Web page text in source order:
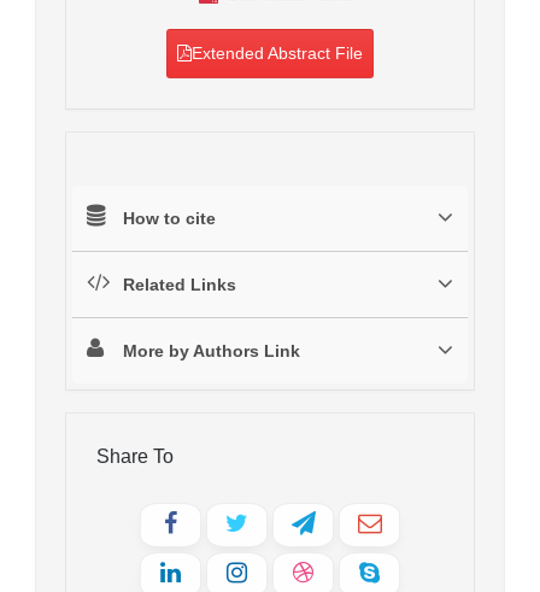
Extended Abstract File
How to cite
Related Links
More by Authors Link
Share To